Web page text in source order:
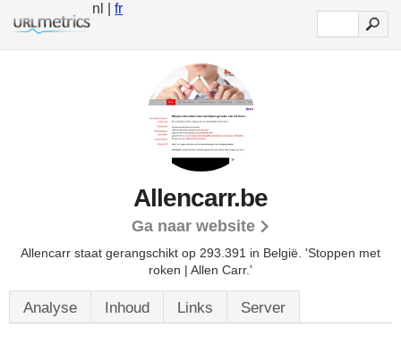
nl |fr
Allencarr.be
Ga naar website
Allencarr staat gerangschikt op 293.391 in België. 'Stoppen met
roken | Allen Carr.'
Analyse Inhoud Links Server